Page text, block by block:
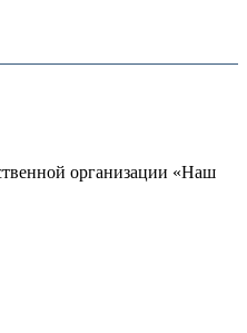
организации «Наш